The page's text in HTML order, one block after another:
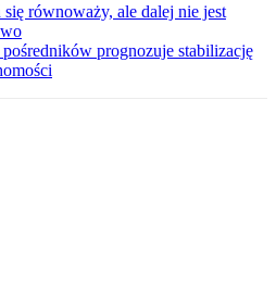
równoważy, ale dalej nie jest
prognozuje stabilizację